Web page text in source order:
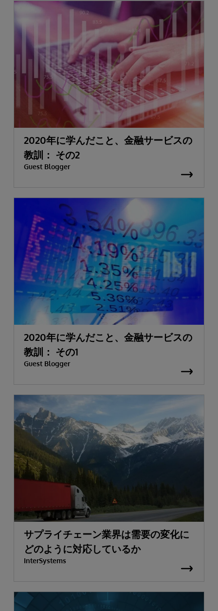
2020年に学んだこと、金融サービスの
教訓： その2
Guest Blogger
2020年に学んだこと、金融サービスの
教訓： その1
Guest Blogger
サプライチェーン業界は需要の変化に
どのように対応しているか
InterSystems